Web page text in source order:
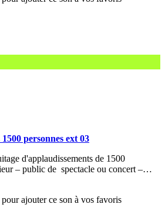
personnes ext 03
d'applaudissements de 1500
– public de spectacle ou concert –…